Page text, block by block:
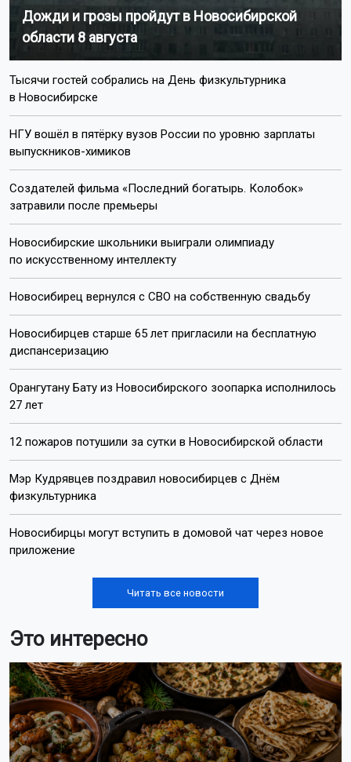
Дожди и грозы пройдут в Новосибирской
области 8 августа
Тысячи гостей собрались на День физкультурника
в Новосибирске
НГУ вошёл в пятёрку вузов России по уровню зарплаты
выпускников-химиков
Создателей фильма «Последний богатырь. Колобок»
затравили после премьеры
Новосибирские школьники выиграли олимпиаду
по искусственному интеллекту
Новосибирец вернулся с СВО на собственную свадьбу
Новосибирцев старше 65 лет пригласили на бесплатную
диспансеризацию
Орангутану Бату из Новосибирского зоопарка исполнилось
27 лет
12 пожаров потушили за сутки в Новосибирской области
Мэр Кудрявцев поздравил новосибирцев с Днём
физкультурника
Новосибирцы могут вступить в домовой чат через новое
приложение
Читать все новости
Это интересно